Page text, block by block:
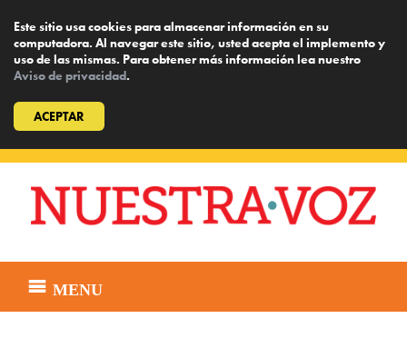
Este sitio usa cookies para almacenar información en su
computadora. Al navegar este sitio, usted acepta el implemento y
uso de las mismas. Para obtener más información lea nuestro
Aviso de privacidad.
ACEPTAR
content
MENU